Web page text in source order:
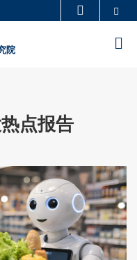
院
点报告